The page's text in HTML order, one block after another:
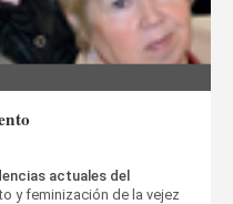
actuales del
y feminización de la vejez